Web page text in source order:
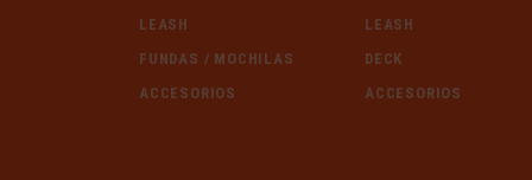
LEASH
FUNDAS / MOCHILAS
ACCESORIOS
LEASH
DECK
ACCESORIOS